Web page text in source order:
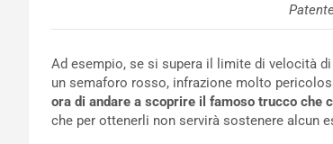
Ad esempio, se si supera il limite di velocità
un semaforo rosso, infrazione molto
ora di andare a scoprire il famoso trucco che
che per ottenerli non servirà sostenere alcun